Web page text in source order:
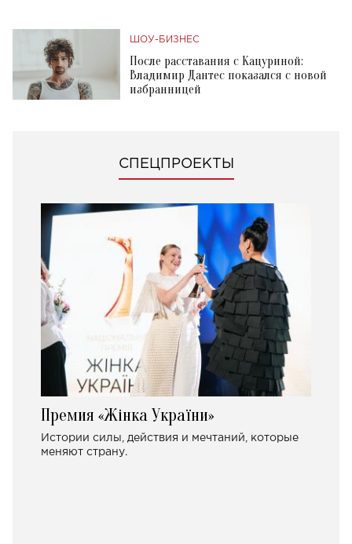
ШОУ-БИЗНЕС
После расставания с Кацуриной:
Владимир Дантес показался с новой
избранницей
СПЕЦПРОЕКТЫ
Премия «Жінка України»
Истории силы, действия и мечтаний, которые
меняют страну.